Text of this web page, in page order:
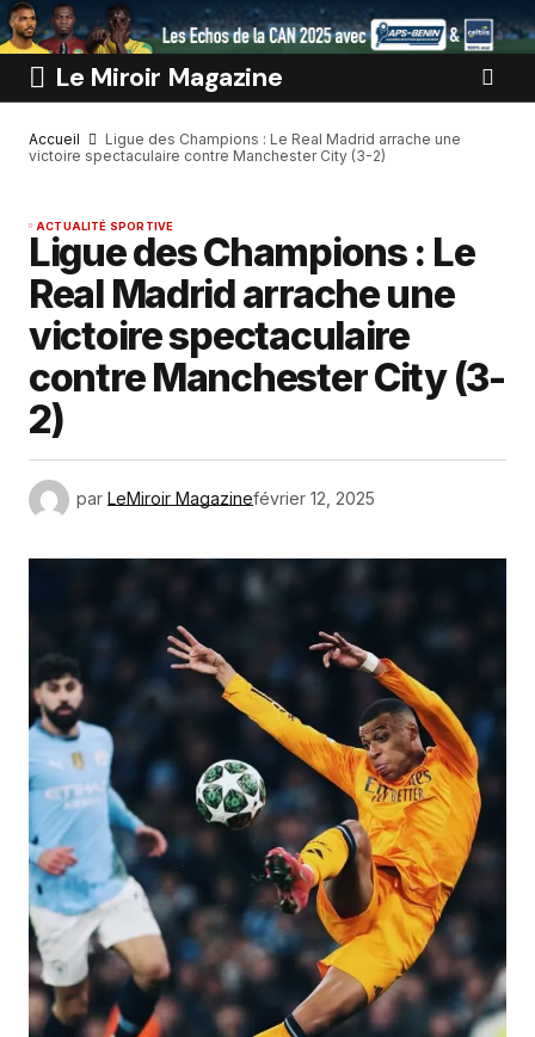
Le Miroir Magazine
Accueil
Ligue des Champions : Le Real Madrid arrache une
victoire spectaculaire contre Manchester City (3-2)
ACTUALITÉ SPORTIVE
Ligue des Champions : Le
Real Madrid arrache une
victoire spectaculaire
contre Manchester City (3-
2)
par LeMiroir Magazinefévrier 12, 2025